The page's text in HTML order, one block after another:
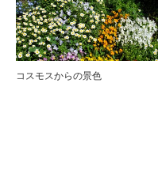
コスモスからの景色